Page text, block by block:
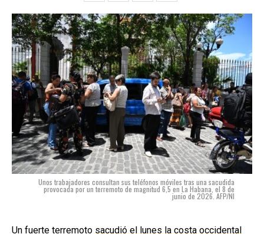
Unos trabajadores consultan sus teléfonos móviles tras una sacudida
provocada por un terremoto de magnitud 6,5 en La Habana, el 8 de
junio de 2026. AFP/NI
Un fuerte terremoto sacudió el lunes la costa occidental